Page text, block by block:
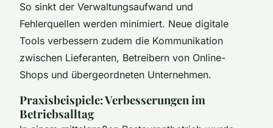
So sinkt der Verwaltungsaufwand und
Fehlerquellen werden minimiert. Neue digitale
Tools verbessern zudem die Kommunikation
zwischen Lieferanten, Betreibern von Online-
Shops und übergeordneten Unternehmen.
Praxisbeispiele: Verbesserungen im
Betriebsalltag